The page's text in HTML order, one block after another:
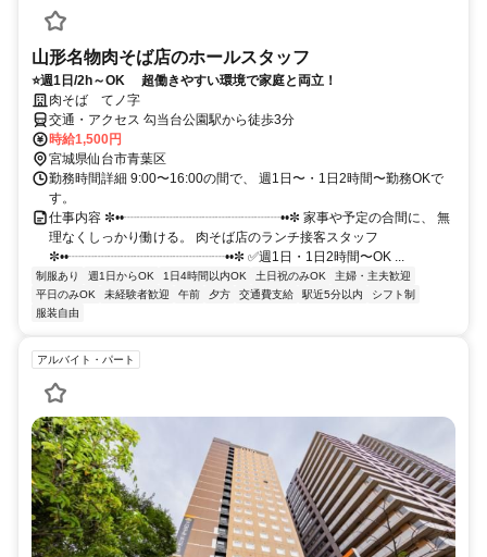
山形名物肉そば店のホールスタッフ
⭐週1日/2h～OK 超働きやすい環境で家庭と両立！
肉そば てノ字
交通・アクセス 勾当台公園駅から徒歩3分
時給1,500円
宮城県仙台市青葉区
勤務時間詳細 9:00〜16:00の間で、 週1日〜・1日2時間〜勤務OKで
す。
仕事内容 ✼••┈┈┈┈┈┈┈┈┈┈┈┈••✼ 家事や予定の合間に、 無
理なくしっかり働ける。 肉そば店のランチ接客スタッフ
✼••┈┈┈┈┈┈┈┈┈┈┈┈••✼ ✅週1日・1日2時間〜OK ...
制服あり 週1日からOK 1日4時間以内OK 土日祝のみOK
主婦・主夫歓迎
平日のみOK
未経験者歓迎 午前 夕方 交通費支給 駅近5分以内
シフト制
服装自由
アルバイト・パート